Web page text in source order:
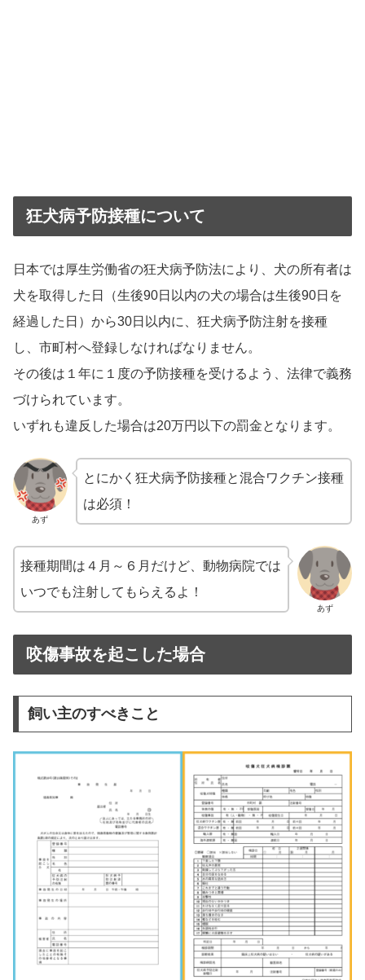
狂犬病予防接種について
日本では厚生労働省の狂犬病予防法により、犬の所有者は
犬を取得した日（生後90日以内の犬の場合は生後90日を
経過した日）から30日以内に、狂犬病予防注射を接種
し、市町村へ登録しなければなりません。
その後は１年に１度の予防接種を受けるよう、法律で義務
づけられています。
いずれも違反した場合は20万円以下の罰金となります。
あず
とにかく狂犬病予防接種と混合ワクチン接種
は必須！
あず
接種期間は４月～６月だけど、動物病院では
いつでも注射してもらえるよ！
咬傷事故を起こした場合
飼い主のすべきこと